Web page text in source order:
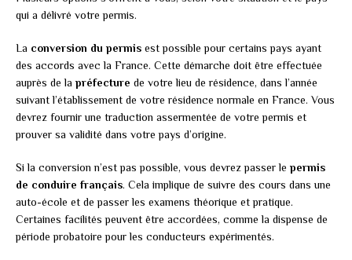
qui a délivré votre permis.
La conversion du permis est possible pour certains pays ayant
des accords avec la France. Cette démarche doit être effectuée
auprès de la préfecture de votre lieu de résidence, dans l’année
suivant l’établissement de votre résidence normale en France. Vous
devrez fournir une traduction assermentée de votre permis et
prouver sa validité dans votre pays d’origine.
Si la conversion n’est pas possible, vous devrez passer le permis
de conduire français. Cela implique de suivre des cours dans une
auto-école et de passer les examens théorique et pratique.
Certaines facilités peuvent être accordées, comme la dispense de
période probatoire pour les conducteurs expérimentés.